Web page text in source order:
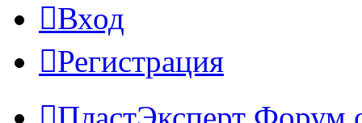
Вход
Регистрация